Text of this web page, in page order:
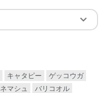
キャタピー
ゲッコウガ
ネマシュ
バリコオル